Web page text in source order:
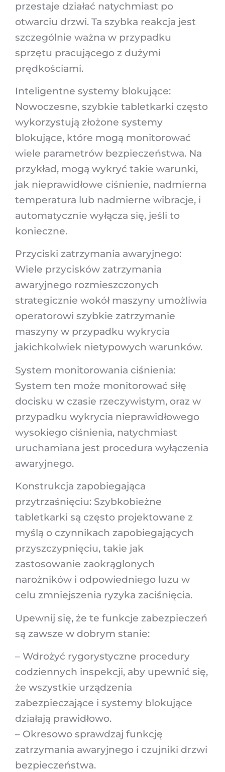
przestaje działać natychmiast po
otwarciu drzwi. Ta szybka reakcja jest
szczególnie ważna w przypadku
sprzętu pracującego z dużymi
prędkościami.
Inteligentne systemy blokujące:
Nowoczesne, szybkie tabletkarki często
wykorzystują złożone systemy
blokujące, które mogą monitorować
wiele parametrów bezpieczeństwa. Na
przykład, mogą wykryć takie warunki,
jak nieprawidłowe ciśnienie, nadmierna
temperatura lub nadmierne wibracje, i
automatycznie wyłącza się, jeśli to
konieczne.
Przyciski zatrzymania awaryjnego:
Wiele przycisków zatrzymania
awaryjnego rozmieszczonych
strategicznie wokół maszyny umożliwia
operatorowi szybkie zatrzymanie
maszyny w przypadku wykrycia
jakichkolwiek nietypowych warunków.
System monitorowania ciśnienia:
System ten może monitorować siłę
docisku w czasie rzeczywistym, oraz w
przypadku wykrycia nieprawidłowego
wysokiego ciśnienia, natychmiast
uruchamiana jest procedura wyłączenia
awaryjnego.
Konstrukcja zapobiegająca
przytrzaśnięciu: Szybkobieżne
tabletkarki są często projektowane z
myślą o czynnikach zapobiegających
przyszczypnięciu, takie jak
zastosowanie zaokrąglonych
narożników i odpowiedniego luzu w
celu zmniejszenia ryzyka zaciśnięcia.
Upewnij się, że te funkcje zabezpieczeń
są zawsze w dobrym stanie:
– Wdrożyć rygorystyczne procedury
codziennych inspekcji, aby upewnić się,
że wszystkie urządzenia
zabezpieczające i systemy blokujące
działają prawidłowo.
– Okresowo sprawdzaj funkcję
zatrzymania awaryjnego i czujniki drzwi
bezpieczeństwa.